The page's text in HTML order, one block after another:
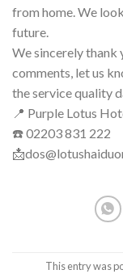
from home. We
future.
We sincerely thank
comments, let us
the service quality
📍 Purple Lotus
☎️ 02203 831 222
This entry was